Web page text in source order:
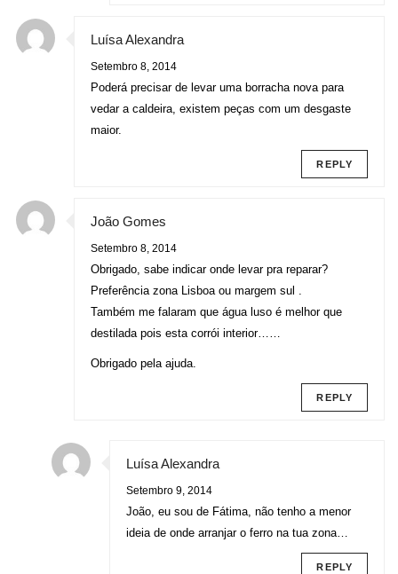
Luísa Alexandra
Setembro 8, 2014
Poderá precisar de levar uma borracha nova para
vedar a caldeira, existem peças com um desgaste
maior.
REPLY
João Gomes
Setembro 8, 2014
Obrigado, sabe indicar onde levar pra reparar?
Preferência zona Lisboa ou margem sul .
Também me falaram que água luso é melhor que
destilada pois esta corrói interior……
Obrigado pela ajuda.
REPLY
Luísa Alexandra
Setembro 9, 2014
João, eu sou de Fátima, não tenho a menor
ideia de onde arranjar o ferro na tua zona…
REPLY